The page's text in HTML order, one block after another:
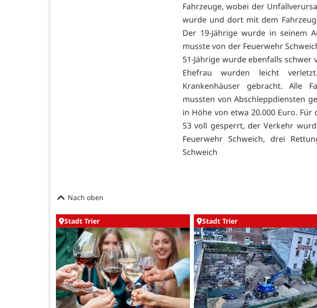
Fahrzeuge, wobei der
wurde und dort mit dem
Der 19-Jährige wurde in seinem
musste von der Feuerwehr
51-Jährige wurde ebenfalls schwer
Ehefrau wurden leicht
Krankenhäuser gebracht. Alle
mussten von Abschleppdiensten
in Höhe von etwa 20.000 Euro.
53 voll gesperrt, der Verkehr
Feuerwehr Schweich, drei
Schweich
Nach oben
Stadt Trier Stadt Trier